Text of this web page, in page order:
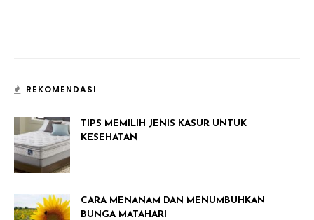
REKOMENDASI
TIPS MEMILIH JENIS KASUR UNTUK
KESEHATAN
CARA MENANAM DAN MENUMBUHKAN
BUNGA MATAHARI